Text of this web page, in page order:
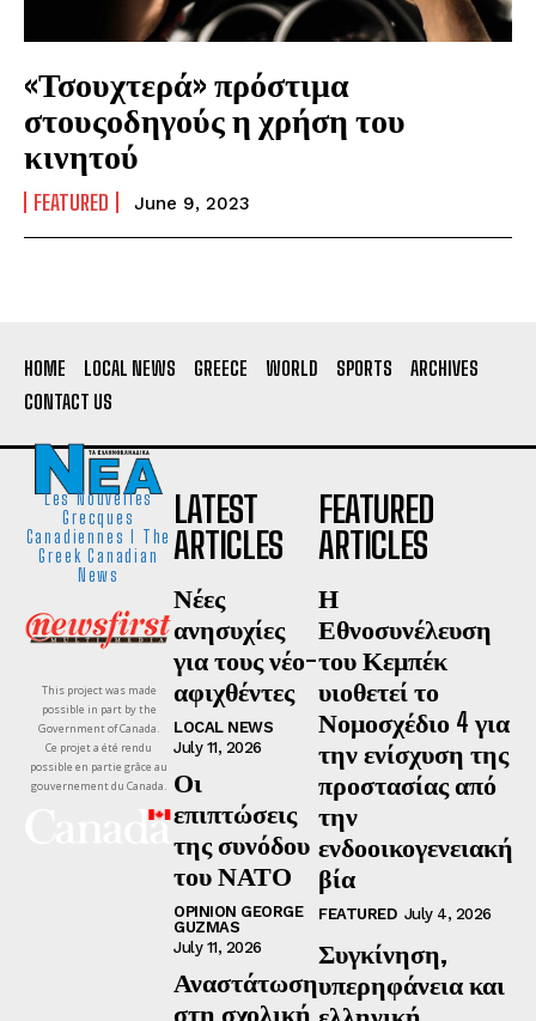
«Τσουχτερά» πρόστιμα
στουςοδηγούς η χρήση του
κινητού
FEATURED June 9, 2023
HOME LOCAL NEWS GREECE WORLD SPORTS
ARCHIVES
CONTACT US
Les Nouvelles
Grecques
Canadiennes I The
Greek Canadian
News
This project was made
possible in part by the
Government of Canada.
Ce projet a été rendu
possible en partie grâce au
gouvernement du Canada.
LATEST
ARTICLES
Νέες
ανησυχίες
για τους νέο-
αφιχθέντες
LOCAL NEWS
July 11, 2026
Οι
επιπτώσεις
της συνόδου
του ΝΑΤΟ
OPINION GEORGE
GUZMAS
July 11, 2026
Αναστάτωση
στη σχολική
FEATURED
ARTICLES
Η
Εθνοσυνέλευση
του Κεμπέκ
υιοθετεί το
Νομοσχέδιο 4 για
την ενίσχυση της
προστασίας από
την
ενδοοικογενειακή
βία
FEATURED July 4, 2026
Συγκίνηση,
υπερηφάνεια και